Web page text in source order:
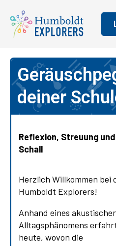
deiner
Reflexion, Streuung
Schall
Herzlich Willkommen bei
Humboldt Explorers!
Anhand eines
Alltagsphänomens
heute, wovon die